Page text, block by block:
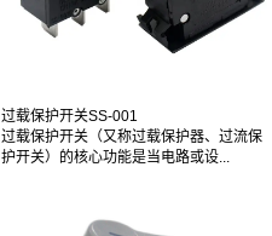
过载保护开关SS-001
过载保护开关（又称过载保护器、过流保
护开关）的核心功能是当电路或设...